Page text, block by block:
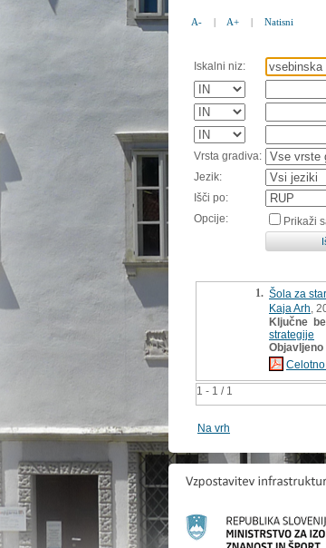
A- | A+ | Natisni
Iskalni niz:
Vrsta gradiva:
Jezik:
Išči po:
Opcije:
Prikaži
1 - 1 / 1
1. Šola za
Kaja Arh ,
Ključne
strategije
Objavljeno
Na vrh